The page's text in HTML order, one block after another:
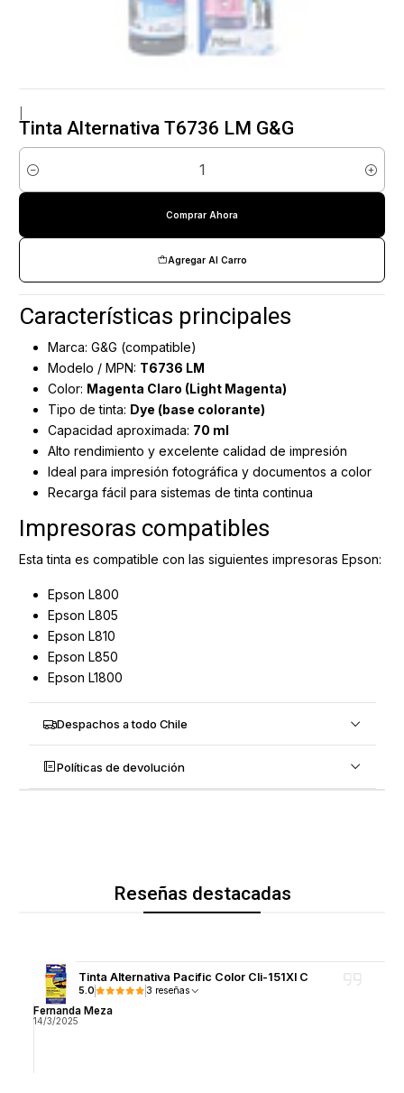
Tinta Alternativa T6736 LM G&G
Cantidad
Agregar Al Carro
Comprar Ahora
Características principales
Marca: G&G (compatible)
Modelo / MPN: T6736 LM
Color: Magenta Claro (Light Magenta)
Tipo de tinta: Dye (base colorante)
Capacidad aproximada: 70 ml
Alto rendimiento y excelente calidad de impresión
Ideal para impresión fotográfica y documentos a color
Recarga fácil para sistemas de tinta continua
Impresoras compatibles
Esta tinta es compatible con las siguientes impresoras Epson:
Epson L800
Epson L805
Epson L810
Epson L850
Epson L1800
Despachos a todo Chile
Políticas de devolución
Reseñas destacadas
Tinta Alternativa Pacific Color Cli-151Xl C
5.0 3 reseñas
Fernanda Meza
14/3/2025